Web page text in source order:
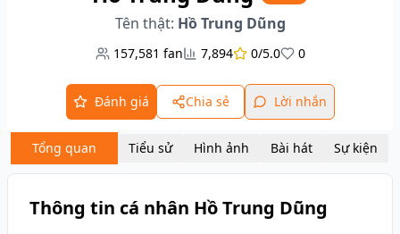
Tên thật: Hồ Trung Dũng
157,581 fan 7,894 0/5.0 0
Đánh giá Chia sẻ Lời nhắn
Tổng quan Tiểu sử Hình ảnh Bài hát Sự kiện
Thông tin cá nhân Hồ Trung Dũng